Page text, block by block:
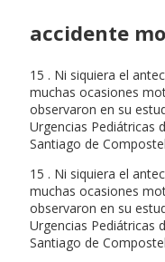
accidente
15 . Ni siquiera el
muchas ocasiones
observaron en su
Urgencias Pediátricas
Santiago de
15 . Ni siquiera el
muchas ocasiones
observaron en su
Urgencias Pediátricas
Santiago de